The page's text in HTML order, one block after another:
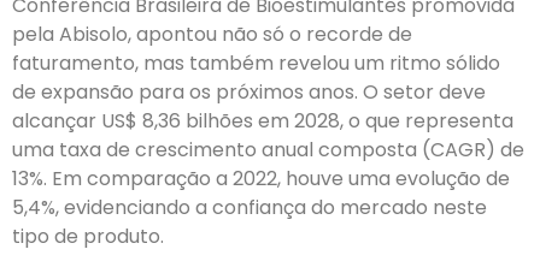
Conferência Brasileira de Bioestimulantes promovida
pela Abisolo, apontou não só o recorde de
faturamento, mas também revelou um ritmo sólido
de expansão para os próximos anos. O setor deve
alcançar US$ 8,36 bilhões em 2028, o que representa
uma taxa de crescimento anual composta (CAGR) de
13%. Em comparação a 2022, houve uma evolução de
5,4%, evidenciando a confiança do mercado neste
tipo de produto.